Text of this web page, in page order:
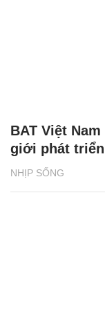
NHỊP SỐNG
BAT Việt
giới phát